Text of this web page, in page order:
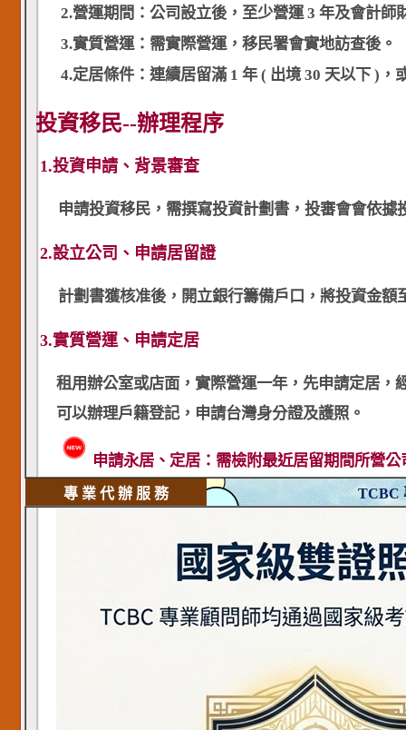
2.營運期間 ：公司設立後，至少營運 3 年及會計
3.實質營運：需實際營運，移民署會實地訪查後。
4.定居條件：連續居留滿 1 年 ( 出境 30 天以下 )，
投資移民--辦理程序
1.投資申請、背景審查
申請投資移民，需撰寫投資計劃書，投審會會依
2.設立公司、申請居留證
計劃書獲核准後，開立銀行籌備戶口，將投資金
3.實質營運、申請定居
租用辦公室或店面，實際營運一年，先申請定居，
可以辦理戶籍登記，申請台灣身分證及護照。
申請永居、定居：需檢附最近居留期間所營
專 業 代 辦 服 務 TCBC